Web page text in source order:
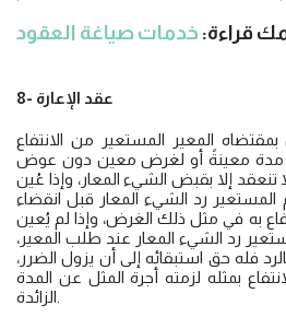
قراءة: خدمات صياغة العقود
المعير المستعير من الانتفاع
مدة معينةً أو لغرض معين دون عوض
تنعقد إلا بقبض الشيء المعار، وإذا عُين
المستعير رد الشيء المعار قبل انقضاء
به في مثل ذلك الغرض، وإذا لم يُعين
رد الشيء المعار عند طلب المعير،
فله حق استبقائه إلى أن يزول الضرر،
بمثله لزمته أجرة المثل عن المدة
الزائدة.